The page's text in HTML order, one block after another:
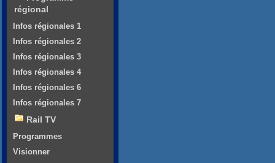
régional
Infos régionales 1
Infos régionales 2
Infos régionales 3
Infos régionales 4
Infos régionales 6
Infos régionales 7
Rail TV
Programmes
Visionner